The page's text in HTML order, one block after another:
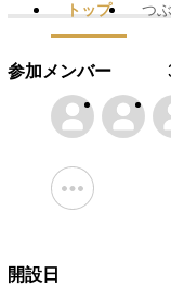
トップ つ
参加メンバー
開設日